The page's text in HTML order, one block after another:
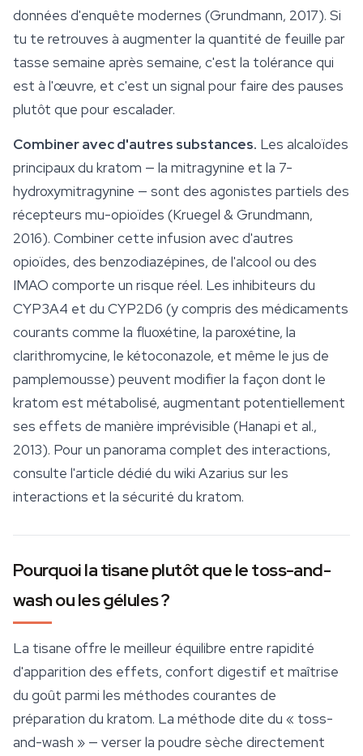
données d'enquête modernes (Grundmann, 2017). Si
tu te retrouves à augmenter la quantité de feuille par
tasse semaine après semaine, c'est la tolérance qui
est à l'œuvre, et c'est un signal pour faire des pauses
plutôt que pour escalader.
Combiner avec d'autres substances. Les alcaloïdes
principaux du kratom — la mitragynine et la 7-
hydroxymitragynine — sont des agonistes partiels des
récepteurs mu-opioïdes (Kruegel & Grundmann,
2016). Combiner cette infusion avec d'autres
opioïdes, des benzodiazépines, de l'alcool ou des
IMAO comporte un risque réel. Les inhibiteurs du
CYP3A4 et du CYP2D6 (y compris des médicaments
courants comme la fluoxétine, la paroxétine, la
clarithromycine, le kétoconazole, et même le jus de
pamplemousse) peuvent modifier la façon dont le
kratom est métabolisé, augmentant potentiellement
ses effets de manière imprévisible (Hanapi et al.,
2013). Pour un panorama complet des interactions,
consulte l'article dédié du wiki Azarius sur les
interactions et la sécurité du kratom.
Pourquoi la tisane plutôt que le toss-and-
wash ou les gélules ?
La tisane offre le meilleur équilibre entre rapidité
d'apparition des effets, confort digestif et maîtrise
du goût parmi les méthodes courantes de
préparation du kratom. La méthode dite du « toss-
and-wash » — verser la poudre sèche directement